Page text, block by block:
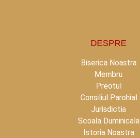
DESPRE
Biserica Noastra
Membru
Preotul
Consiliul Parohial
Jurisdictia
Scoala Duminicala
Istoria Noastra